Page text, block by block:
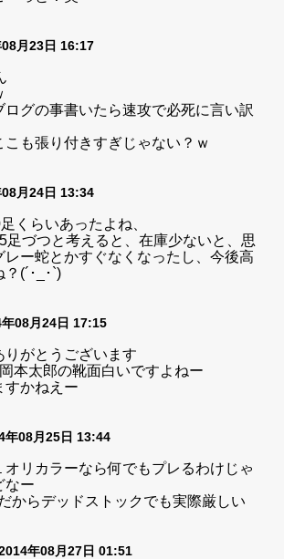
月23日 16:17
ログの事書いたら速攻で必死に言い訳
こも張り付きすぎじゃない？ｗ
月24日 13:34
くらいあったよね、
足づつと考えると、在庫少ないと、思
レー蛇とかすぐなくなったし、今後高
(´･_･`)
08月24日 17:15
りがとうございます
本太郎の靴面白いですよねー
すかねえー
年08月25日 13:44
オリカラーなら何でもプレるわけじゃ
なー
からデッドストックでも実際厳しい
年08月27日 01:51